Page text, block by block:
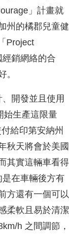
」計畫就
州的橘郡兒童健
Project
銷網絡的合
。
開發並且使用
始生產這限量
給印第安納州
秋天將會於美國
其實這輛車看得
在車輛後方有
方還有一個可以
柔軟且易於清潔
h 之間調節，